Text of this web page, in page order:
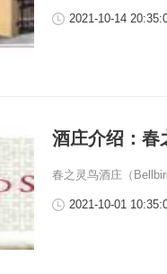
2021-10-14
酒庄介绍：
春之灵鸟酒庄（
2021-10-01